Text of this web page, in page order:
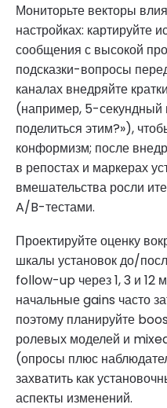
Мониторьте векторы
настройках: картируйте
сообщения с высокой
подсказки-вопросы
каналах внедряйте
(например, 5-
поделиться этим?»),
конформизм; после
в репостах и маркерах
вмешательства росли
A/B-тестами.
Проектируйте оценку
шкалы установок до/
follow-up через 1, 3 и 12
начальные gains часто
поэтому планируйте
ролевых моделей и
(опросы плюс
захватить как
аспекты изменений.